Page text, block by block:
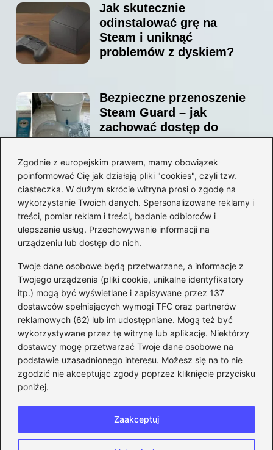
Zgodnie z europejskim prawem, mamy obowiązek
poinformować Cię jak działają pliki "cookies", czyli tzw.
ciasteczka. W dużym skrócie witryna prosi o zgodę na
wykorzystanie Twoich danych. Spersonalizowane reklamy i
treści, pomiar reklam i treści, badanie odbiorców i
ulepszanie usług. Przechowywanie informacji na
urządzeniu lub dostęp do nich.
Twoje dane osobowe będą przetwarzane, a informacje z
Twojego urządzenia (pliki cookie, unikalne identyfikatory
itp.) mogą być wyświetlane i zapisywane przez 137
dostawców spełniających wymogi TFC oraz partnerów
reklamowych (62) lub im udostępniane. Mogą też być
wykorzystywane przez tę witrynę lub aplikację. Niektórzy
dostawcy mogę przetwarzać Twoje dane osobowe na
podstawie uzasadnionego interesu. Możesz się na to nie
zgodzić nie akceptując zgody poprzez kliknięcie przycisku
poniżej.
Zaakceptuj
Jak skutecznie
odinstalować grę na
Steam i uniknąć
problemów z dyskiem?
Bezpieczne przenoszenie
Steam Guard – jak
zachować dostęp do
swojego konta?
Jak bez stresu zmienić
adres email na Steam –
prosty przewodnik krok po
kroku
Kategorie
CS:GO(26)
FIFA(90)
Forza Horizon(22)
Gry(186)
Modyfikacje(42)
Spolszczenia(101)